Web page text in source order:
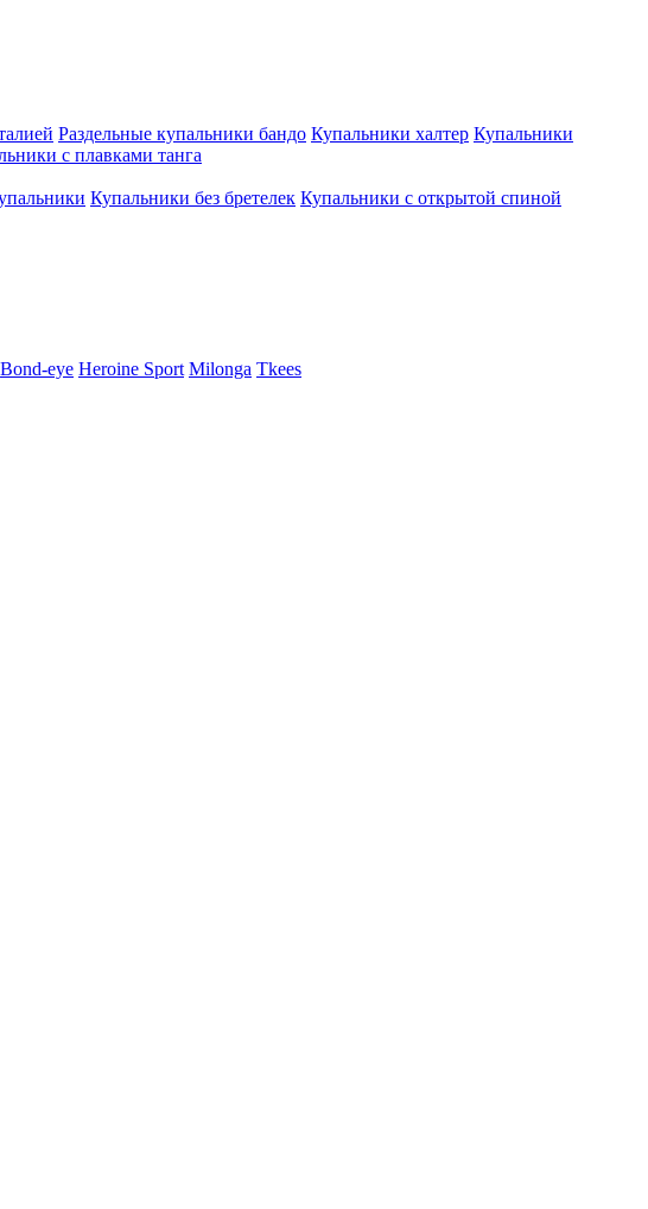
Раздельные купальники бандо Купальники халтер Купальники
с плавками танга
Купальники без бретелек Купальники с открытой спиной
Bond-eye Heroine Sport Milonga Tkees